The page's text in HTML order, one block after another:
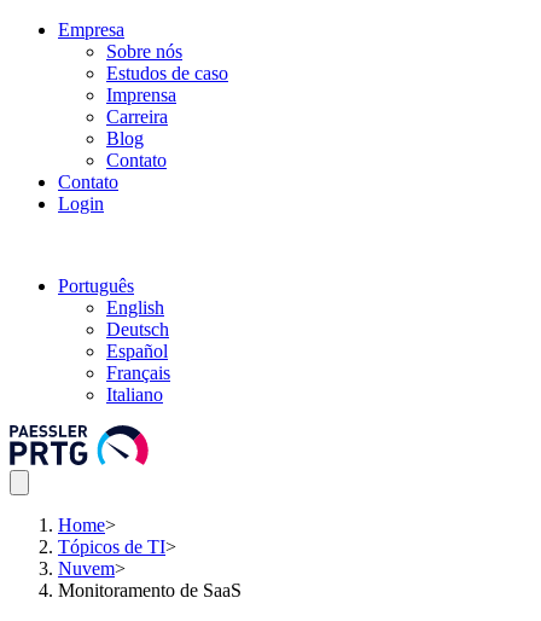
Empresa
Sobre nós
Estudos de caso
Imprensa
Carreira
Blog
Contato
Contato
Login
Português
English
Deutsch
Español
Français
Italiano
Home>
Tópicos de TI>
Nuvem>
Monitoramento de SaaS